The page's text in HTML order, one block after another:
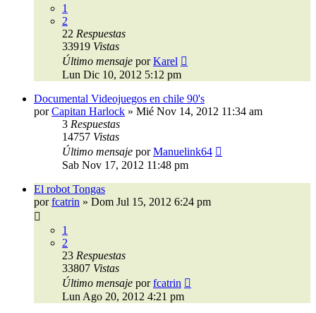
1
2
22 Respuestas
33919 Vistas
Último mensaje porKarel
Lun Dic 10, 2012 5:12 pm
Documental Videojuegos en chile 90's
porCapitan Harlock » Mié Nov 14, 2012 11:34 am
3 Respuestas
14757 Vistas
Último mensaje porManuelink64
Sab Nov 17, 2012 11:48 pm
El robot Tongas
porfcatrin » Dom Jul 15, 2012 6:24 pm
1
2
23 Respuestas
33807 Vistas
Último mensaje porfcatrin
Lun Ago 20, 2012 4:21 pm